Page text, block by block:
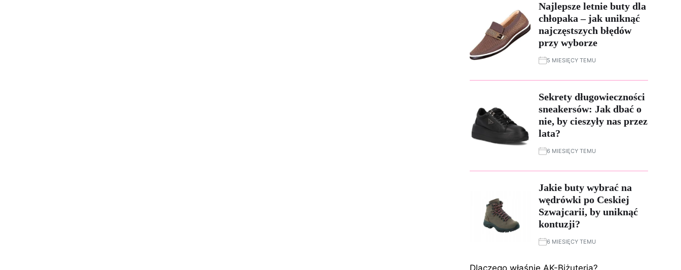
Najlepsze letnie buty dla
chłopaka – jak uniknąć
najczęstszych błędów
przy wyborze
5 MIESIĘCY TEMU
Sekrety długowieczności
sneakersów: Jak dbać o
nie, by cieszyły nas przez
lata?
6 MIESIĘCY TEMU
Jakie buty wybrać na
wędrówki po Ceskiej
Szwajcarii, by uniknąć
kontuzji?
6 MIESIĘCY TEMU